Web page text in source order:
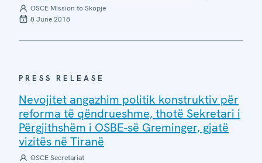
OSCE Mission to Skopje
8 June 2018
PRESS RELEASE
Nevojitet angazhim politik konstruktiv për
reforma të qëndrueshme, thotë Sekretari i
Përgjithshëm i OSBE-së Greminger, gjatë
vizitës në Tiranë
OSCE Secretariat